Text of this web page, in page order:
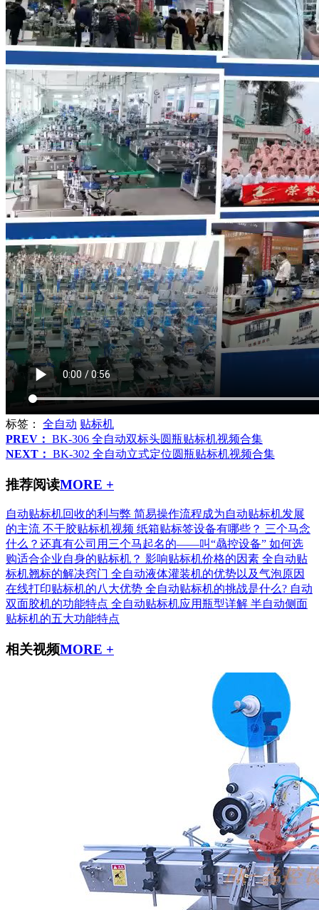
标签： 全自动 贴标机
PREV： BK-306 全自动双标头圆瓶贴标机视频合集
NEXT： BK-302 全自动立式定位圆瓶贴标机视频合集
推荐阅读MORE +
自动贴标机回收的利与弊 简易操作流程成为自动贴标机发展
的主流 不干胶贴标机视频 纸箱贴标签设备有哪些？ 三个马念
什么？还真有公司用三个马起名的——叫“骉控设备” 如何选
购适合企业自身的贴标机？ 影响贴标机价格的因素 全自动贴
标机翘标的解决窍门 全自动液体灌装机的优势以及气泡原因
在线打印贴标机的八大优势 全自动贴标机的挑战是什么? 自动
双面胶机的功能特点 全自动贴标机应用瓶型详解 半自动侧面
贴标机的五大功能特点
相关视频MORE +